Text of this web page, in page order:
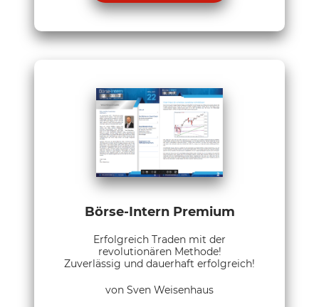
Börse-Intern Premium
Erfolgreich Traden mit der
revolutionären Methode!
Zuverlässig und dauerhaft erfolgreich!
von Sven Weisenhaus